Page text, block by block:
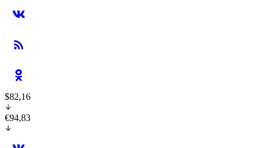
$82,16
€94,83